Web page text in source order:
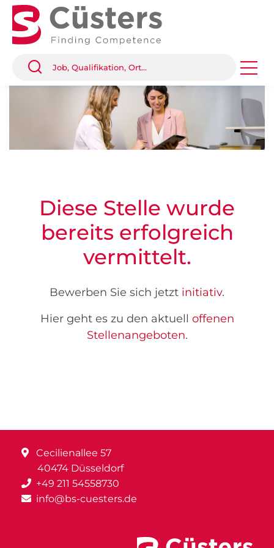
Diese Stelle wurde
bereits erfolgreich
vermittelt.
Bewerben Sie sich jetzt initiativ.
Hier geht es zu den aktuell offenen
Stellenangeboten.
Cecilienallee 57
40474 Düsseldorf
+49 211 54558730
info@bs-cuesters.de